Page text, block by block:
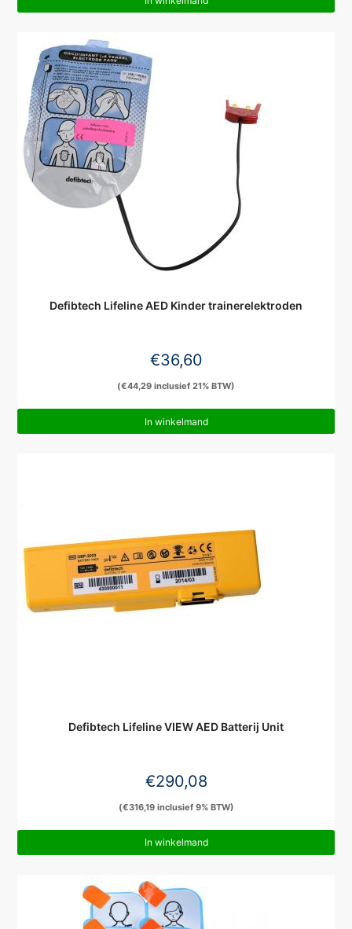
Defibtech Lifeline AED Kinder trainerelektroden
€36,60
(€44,29 inclusief 21% BTW)
In winkelmand
Defibtech Lifeline VIEW AED Batterij Unit
€290,08
(€316,19inclusief 9% BTW)
In winkelmand